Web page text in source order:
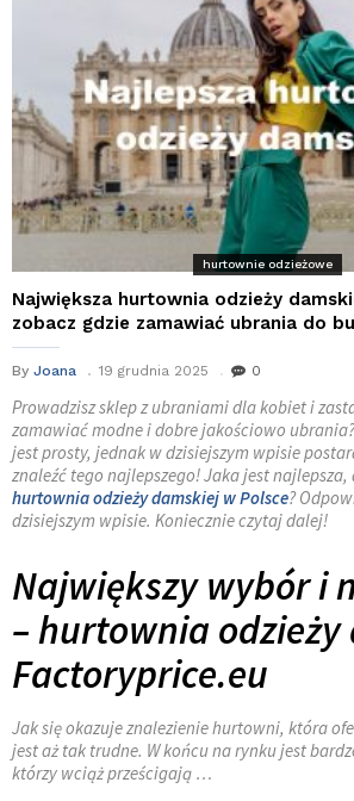
hurtownie odzieżowe
Największa hurtownia odzieży
zobacz gdzie zamawiać ubrania do
By Joana 19 grudnia 2025 0
Prowadzisz sklep z ubraniami dla kobiet i
zamawiać modne i dobre jakościowo
jest prosty, jednak w dzisiejszym wpisie
znaleźć tego najlepszego! Jaka jest najlepsza,
hurtownia odzieży damskiej w Polsce?
dzisiejszym wpisie. Koniecznie czytaj dalej!
Największy wybór i
– hurtownia
Factoryprice.eu
Jak się okazuje znalezienie hurtowni, która
jest aż tak trudne. W końcu na rynku jest
którzy wciąż prześcigają …